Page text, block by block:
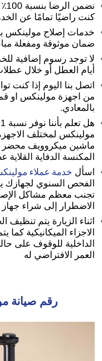
كنت راضيًا تمامًا عن
خدمات إصلاح مولينكس
ضمان موثوقة ومفعلة
لا توجد رسوم إضافية
أيام العطل أو خلال
اتصل بنا اليوم إذا كنت
من اجهزة مولينكس او
بالمعادي.
مولينكس لمختلف
ماشين ميكروويف محضر
المكنسة الدفاية القلاية
اسأل خدمة عملاء
الفحص السنوي لجهازك
تجنب معظم مشاكل
الاضطرار إلى شراء
اثناء الزيارة يتم تنظيف
الاجزاء الميكانيكية كما
الداخلية للوقوف على
العمر الافتراضي له
رقم صيانة